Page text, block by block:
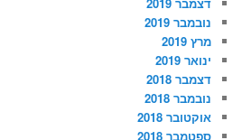
נובמבר 2019
מרץ 2019
ינואר 2019
דצמבר 2018
נובמבר 2018
אוקטובר 2018
ספטמבר 2018